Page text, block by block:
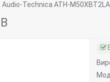
Audio-Technica ATH-